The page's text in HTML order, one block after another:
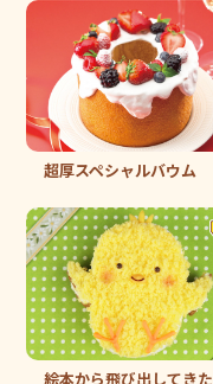
超厚スペシャルバウム
絵本から飛び出してきた